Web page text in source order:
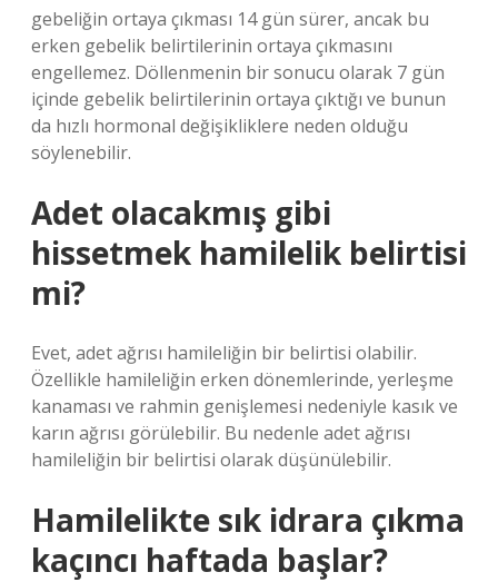
gebeliğin ortaya çıkması 14 gün sürer, ancak bu
erken gebelik belirtilerinin ortaya çıkmasını
engellemez. Döllenmenin bir sonucu olarak 7 gün
içinde gebelik belirtilerinin ortaya çıktığı ve bunun
da hızlı hormonal değişikliklere neden olduğu
söylenebilir.
Adet olacakmış gibi
hissetmek hamilelik belirtisi
mi?
Evet, adet ağrısı hamileliğin bir belirtisi olabilir.
Özellikle hamileliğin erken dönemlerinde, yerleşme
kanaması ve rahmin genişlemesi nedeniyle kasık ve
karın ağrısı görülebilir. Bu nedenle adet ağrısı
hamileliğin bir belirtisi olarak düşünülebilir.
Hamilelikte sık idrara çıkma
kaçıncı haftada başlar?